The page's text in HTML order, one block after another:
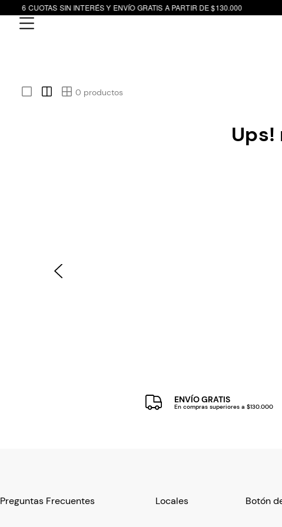
6 CUOTAS SIN INTERÉS Y ENVÍO GRATIS A PARTIR DE $130.000
0 productos
ENVÍO GRATIS
En compras superiores a $130.000
Preguntas Frecuentes Locales Botón